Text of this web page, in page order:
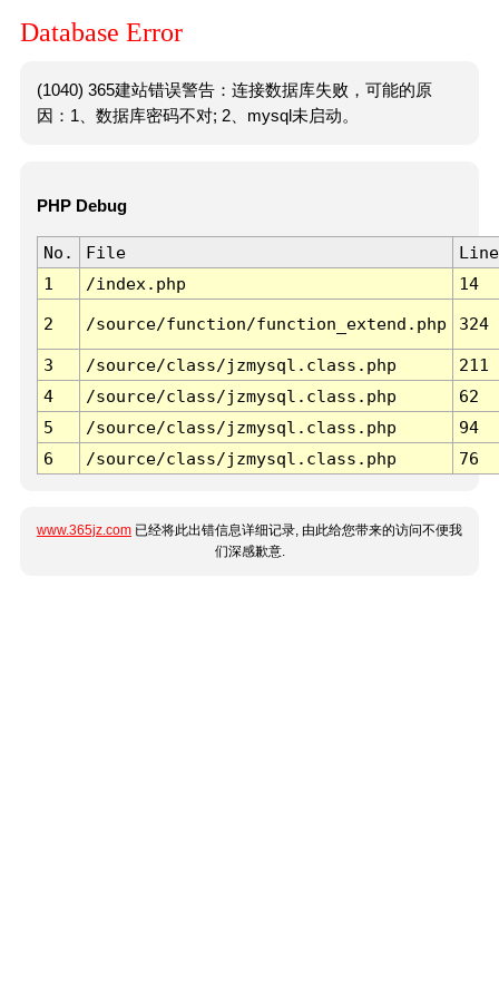
Database Error
(1040) 365建站错误警告：连接数据库失败，可能的原
因：1、数据库密码不对; 2、mysql未启动。
PHP Debug
No. File
Line
1
/index.php 14
2 /source/function/function_extend.php 324
3 /source/class/jzmysql.class.php
211
4
/source/class/jzmysql.class.php
62
5
/source/class/jzmysql.class.php
94
6
/source/class/jzmysql.class.php 76
www.365jz.com 已经将此出错信息详细记录, 由此给您带来的访问不便我
们深感歉意.